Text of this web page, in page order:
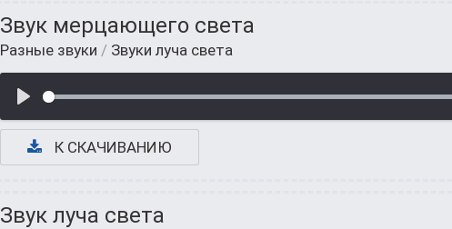
Звук мерцающего света
Разные звуки / Звуки луча света
К СКАЧИВАНИЮ
Звук луча света